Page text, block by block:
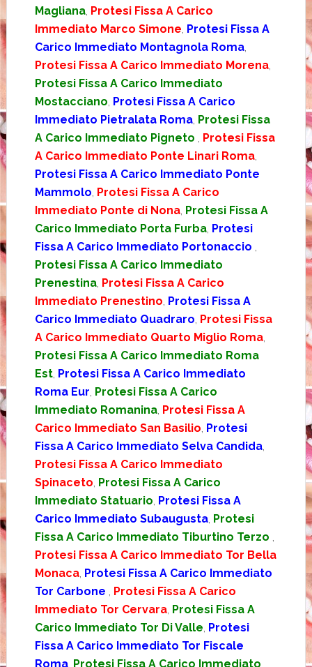
Magliana, Protesi Fissa A Carico
Immediato Marco Simone Protesi Fissa A
Carico Immediato Montagnola Roma,
Protesi Fissa A Carico Immediato Morena,
Protesi Fissa A Carico Immediato
Mostacciano Protesi Fissa A Carico
Immediato Pietralata Roma, Protesi Fissa
A Carico Immediato Pigneto
Protesi Fissa
A Carico Immediato Ponte Linari Roma,
Protesi Fissa A Carico Immediato Ponte
Mammolo Protesi Fissa A Carico
Immediato Ponte di Nona, Protesi Fissa A
Carico Immediato Porta Furba, Protesi
Fissa A Carico Immediato Portonaccio
Protesi Fissa A Carico Immediato
Prenestina, Protesi Fissa A Carico
Immediato Prenestino Protesi Fissa A
Carico Immediato Quadraro Protesi Fissa
A Carico Immediato Quarto Miglio Roma,
Protesi Fissa A Carico Immediato Roma
Est, Protesi Fissa A Carico Immediato
Roma Eur Protesi Fissa A Carico
Immediato Romanina, Protesi Fissa A
Carico Immediato San Basilio Protesi
Fissa A Carico Immediato Selva Candida,
Protesi Fissa A Carico Immediato
Spinaceto Protesi Fissa A Carico
Immediato Statuario Protesi Fissa A
Carico Immediato Subaugusta, Protesi
Fissa A Carico Immediato Tiburtino Terzo
Protesi Fissa A Carico Immediato Tor Bella
Monaca, Protesi Fissa A Carico Immediato
Tor Carbone
Protesi Fissa A Carico
Immediato Tor Cervara, Protesi Fissa A
Carico Immediato Tor Di Valle Protesi
Fissa A Carico Immediato Tor Fiscale
Roma, Protesi Fissa A Carico Immediato